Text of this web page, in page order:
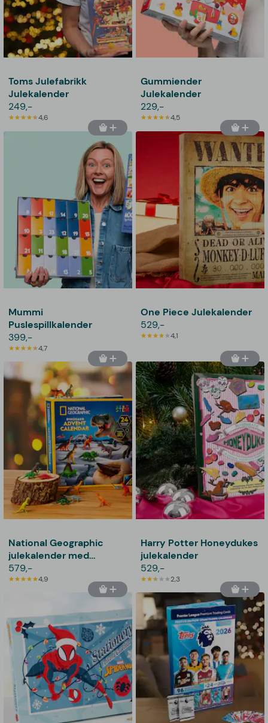
Toms Julefabrikk
Julekalender
249,-
4,6
Gummiender
Julekalender
229,-
4,5
Mummi
Puslespillkalender
399,-
4,7
One Piece Julekalender
529,-
4,1
National Geographic
julekalender med
dinosaurier
579,-
4,9
Harry Potter Honeydukes
julekalender
529,-
2,3